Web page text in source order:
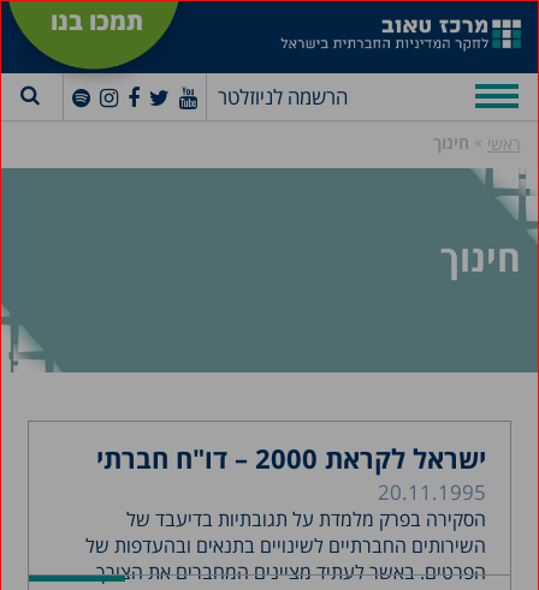
תמכו בנו
הרשמה לניוזלטר
ראשי » חינוך
חינוך
ישראל לקראת 2000 – דו"ח חברתי
20.11.1995
הסקירה בפרק מלמדת על תגובתיות בדיעבד של
השירותים החברתיים לשינויים בתנאים ובהעדפות של
הפרטים. באשר לעתיד מציינים המחברים את הצורך...